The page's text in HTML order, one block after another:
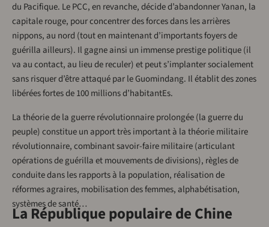
du Pacifique. Le PCC, en revanche, décide d’abandonner Yanan, la
capitale rouge, pour concentrer des forces dans les arrières
nippons, au nord (tout en maintenant d’importants foyers de
guérilla ailleurs). Il gagne ainsi un immense prestige politique (il
va au contact, au lieu de reculer) et peut s’implanter socialement
sans risquer d’être attaqué par le Guomindang. Il établit des zones
libérées fortes de 100 millions d’habitantEs.
La théorie de la guerre révolutionnaire prolongée (la guerre du
peuple) constitue un apport très important à la théorie militaire
révolutionnaire, combinant savoir-faire militaire (articulant
opérations de guérilla et mouvements de divisions), règles de
conduite dans les rapports à la population, réalisation de
réformes agraires, mobilisation des femmes, alphabétisation,
systèmes de santé…
La République populaire de Chine